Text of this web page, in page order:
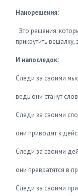
Нанорешения:
Это решения,
прикрутить вешалку,
И напоследок:
Следи за своими
ведь они станут
Следи за своими
они приводят к
Следи за своими
они превратятся в
Следи за своими